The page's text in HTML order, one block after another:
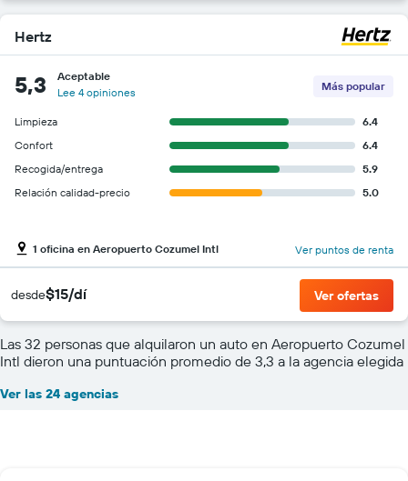
Hertz
5,3
Aceptable
Lee 4 opiniones
Más popular
Limpieza
6.4
Confort
6.4
Recogida/entrega
5.9
Relación calidad-precio
5.0
1 oficina en Aeropuerto Cozumel Intl Ver puntos de renta
desde$15/dí Ver ofertas
Las 32 personas que alquilaron un auto en Aeropuerto Cozumel
Intl dieron una puntuación promedio de 3,3 a la agencia elegida
Ver las 24 agencias